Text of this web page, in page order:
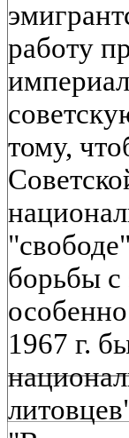
работу
тому,
борьбы
1967 г.